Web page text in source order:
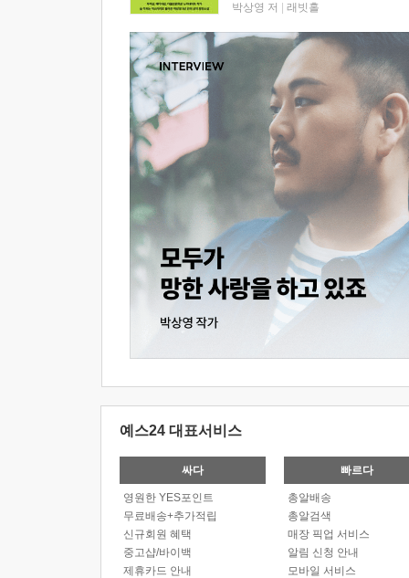
박상영 저 래빗홀
예스24 대표서비스
싸다
영원한 YES포인트
무료배송+추가적립
신규회원 혜택
중고샵/바이백
제휴카드 안내
빠르다
총알배송
총알검색
매장 픽업 서비스
알림 신청 안내
모바일 서비스